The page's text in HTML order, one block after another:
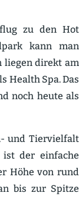
zu den Hot
kann man
liegen direkt am
Health Spa. Das
noch heute als
und Tiervielfalt
ist der einfache
Höhe von rund
bis zur Spitze